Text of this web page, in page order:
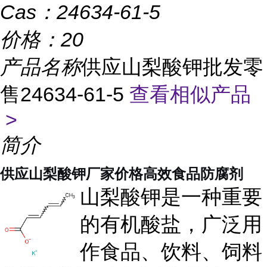
Cas： 24634-61-5
价格： 20
产品名称供应山梨酸钾批发零
售24634-61-5 查看相似产品
>
简介
供应山梨酸钾厂家价格高效食品防腐剂
山梨酸钾是一种重要
的有机酸盐，广泛用
作食品、饮料、饲料